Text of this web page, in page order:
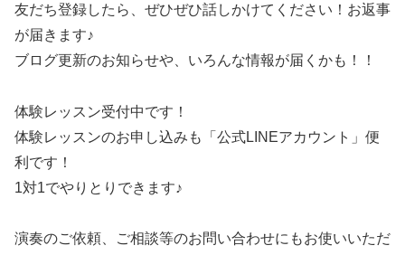
友だち登録したら、ぜひぜひ話しかけてください！お返事
が届きます♪
ブログ更新のお知らせや、いろんな情報が届くかも！！
体験レッスン受付中です！
体験レッスンのお申し込みも「公式LINEアカウント」便
利です！
1対1でやりとりできます♪
演奏のご依頼、ご相談等のお問い合わせにもお使いいただ